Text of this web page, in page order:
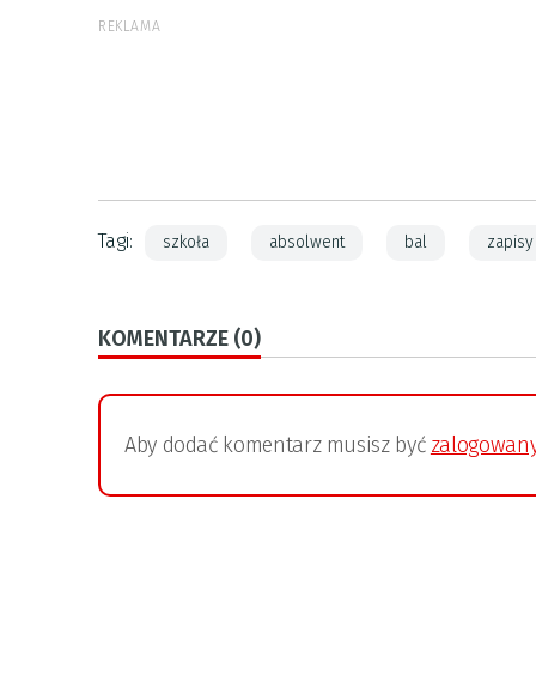
REKLAMA
Tagi: szkoła absolwent bal zapisy
KOMENTARZE (0)
Aby dodać komentarz musisz być